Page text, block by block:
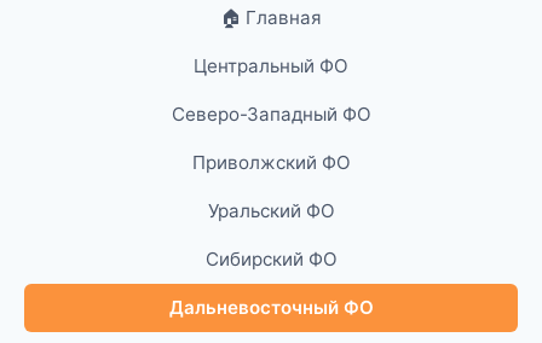
🏠 Главная
Центральный ФО
Северо-Западный ФО
Приволжский ФО
Уральский ФО
Сибирский ФО
Дальневосточный ФО